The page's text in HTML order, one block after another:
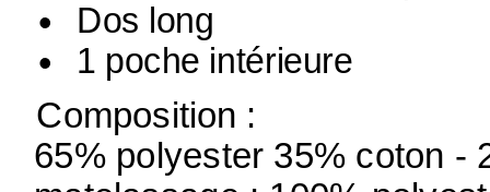
Dos long
1 poche intérieure
Composition :
65% polyester 35% coton -